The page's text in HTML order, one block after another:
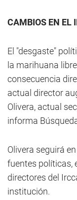
CAMBIOS EN EL
El "desgaste"
la marihuana
consecuencia
actual director
Olivera, actual
informa
Olivera seguirá
fuentes políticas,
directores del
institución.